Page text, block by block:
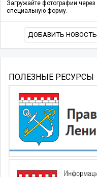
Загружайте фотографии через
специальную форму.
ДОБАВИТЬ НОВОСТЬ
ПОЛЕЗНЫЕ РЕСУРСЫ